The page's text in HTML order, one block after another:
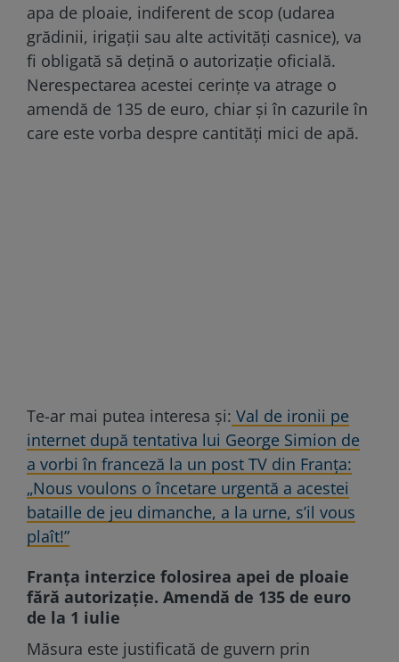
apa de ploaie, indiferent de scop (udarea
grădinii, irigații sau alte activități casnice), va
fi obligată să dețină o autorizație oficială.
Nerespectarea acestei cerințe va atrage o
amendă de 135 de euro, chiar și în cazurile în
care este vorba despre cantități mici de apă.
Te-ar mai putea interesa și: Val de ironii pe
internet după tentativa lui George Simion de
a vorbi în franceză la un post TV din Franţa:
„Nous voulons o încetare urgentă a acestei
bataille de jeu dimanche, a la urne, s’il vous
plaît!”
Franța interzice folosirea apei de ploaie
fără autorizație. Amendă de 135 de euro
de la 1 iulie
Măsura este justificată de guvern prin